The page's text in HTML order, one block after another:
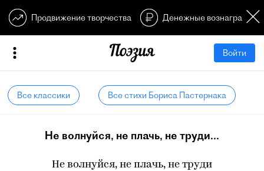
Продвижение творчества Денежные
Войти
Все классики Все стихи Бориса Пастернака
Не волнуйся, не плачь, не труди...
Не волнуйся, не плачь, не труди